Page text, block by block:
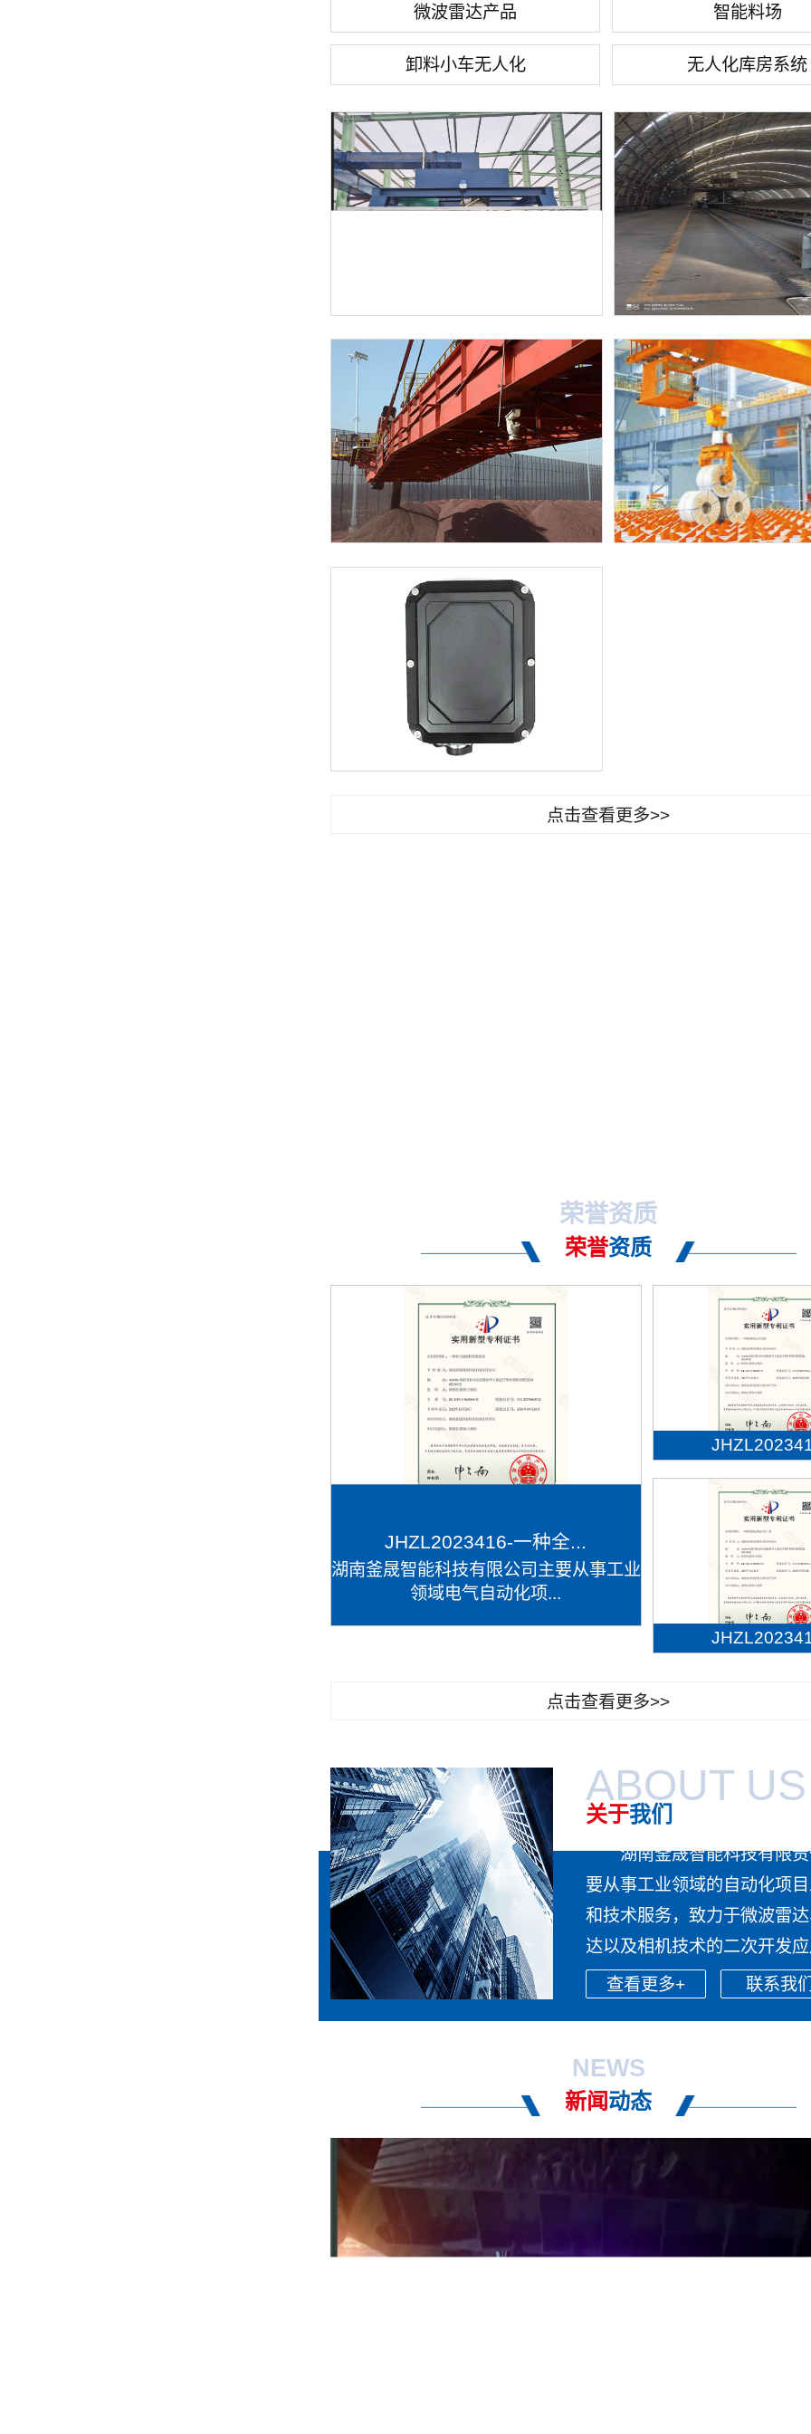
微波雷达产品 智能料场
卸料小车无人化 无人化库房系统
点击查看更多>>
荣誉资质
荣誉资质
JHZL2023416-一种全...
湖南釜晟智能科技有限公司主要从事工业
领域电气自动化项...
点击查看更多>>
ABOUT US
关于我们
湖南釜晟智能科技有限责
要从事工业领域的自动化项
和技术服务，致力于微波雷
达以及相机技术的二次开发
查看更多+
联系我
NEWS
新闻动态